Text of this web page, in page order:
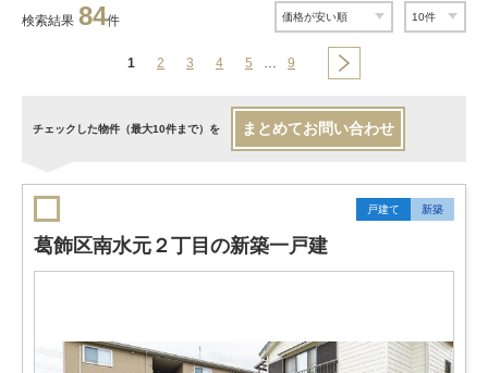
検索結果 84件
1 2 3 4 5 … 9
チェックした物件（最大10件まで）を まとめてお問い合わせ
戸建て 新築
葛飾区南水元２丁目の新築一戸建